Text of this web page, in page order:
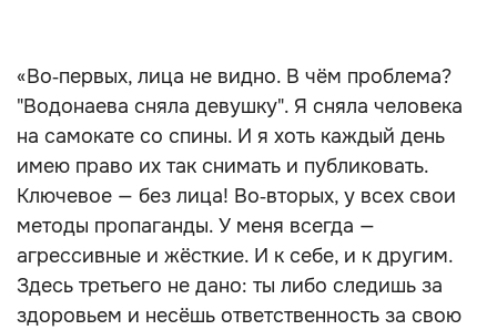
«Во‑первых, лица не видно. В чём проблема?
"Водонаева сняла девушку". Я сняла человека
на самокате со спины. И я хоть каждый день
имею право их так снимать и публиковать.
Ключевое — без лица! Во‑вторых, у всех свои
методы пропаганды. У меня всегда —
агрессивные и жёсткие. И к себе, и к другим.
Здесь третьего не дано: ты либо следишь за
здоровьем и несёшь ответственность за свою